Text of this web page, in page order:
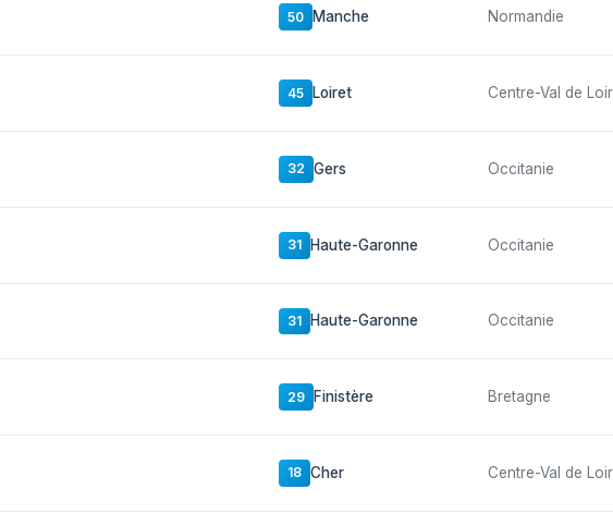
50 Manche Normandie
45 Loiret Centre-Val de
32 Gers Occitanie
31 Haute-Garonne Occitanie
31 Haute-Garonne Occitanie
29 Finistère Bretagne
18 Cher Centre-Val de